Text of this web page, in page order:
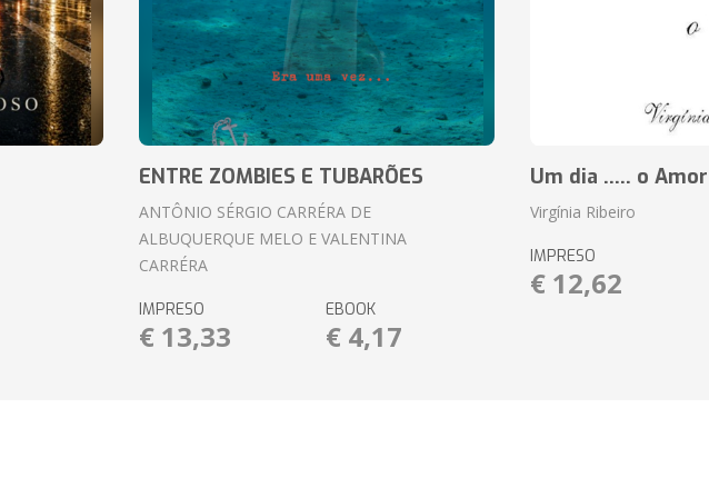
ENTRE ZOMBIES E TUBARÕES
ANTÔNIO SÉRGIO CARRÉRA DE
ALBUQUERQUE MELO E VALENTINA
CARRÉRA
IMPRESO
€ 13,33
EBOOK
€ 4,17
Um dia ..... o Amor
Virgínia Ribeiro
IMPRESO
€ 12,62